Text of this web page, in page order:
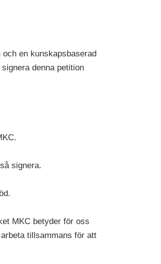
en kunskapsbaserad
denna petition
signera.
MKC betyder för oss
tillsammans för att